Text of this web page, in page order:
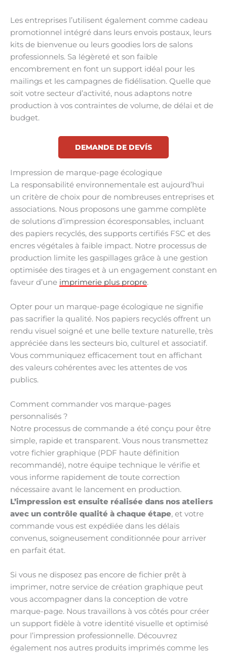
Les entreprises l’utilisent également comme cadeau
promotionnel intégré dans leurs envois postaux, leurs
kits de bienvenue ou leurs goodies lors de salons
professionnels. Sa légèreté et son faible
encombrement en font un support idéal pour les
mailings et les campagnes de fidélisation. Quelle que
soit votre secteur d’activité, nous adaptons notre
production à vos contraintes de volume, de délai et de
budget.
DEMANDE DE DEVÍS
Impression de marque-page écologique
La responsabilité environnementale est aujourd’hui
un critère de choix pour de nombreuses entreprises et
associations. Nous proposons une gamme complète
de solutions d’impression écoresponsables, incluant
des papiers recyclés, des supports certifiés FSC et des
encres végétales à faible impact. Notre processus de
production limite les gaspillages grâce à une gestion
optimisée des tirages et à un engagement constant en
faveur d’une imprimerie plus propre.
Opter pour un marque-page écologique ne signifie
pas sacrifier la qualité. Nos papiers recyclés offrent un
rendu visuel soigné et une belle texture naturelle, très
appréciée dans les secteurs bio, culturel et associatif.
Vous communiquez efficacement tout en affichant
des valeurs cohérentes avec les attentes de vos
publics.
Comment commander vos marque-pages
personnalisés ?
Notre processus de commande a été conçu pour être
simple, rapide et transparent. Vous nous transmettez
votre fichier graphique (PDF haute définition
recommandé), notre équipe technique le vérifie et
vous informe rapidement de toute correction
nécessaire avant le lancement en production.
L’impression est ensuite réalisée dans nos ateliers
avec un contrôle qualité à chaque étape, et votre
commande vous est expédiée dans les délais
convenus, soigneusement conditionnée pour arriver
en parfait état.
Si vous ne disposez pas encore de fichier prêt à
imprimer, notre service de création graphique peut
vous accompagner dans la conception de votre
marque-page. Nous travaillons à vos côtés pour créer
un support fidèle à votre identité visuelle et optimisé
pour l’impression professionnelle. Découvrez
également nos autres produits imprimés comme les